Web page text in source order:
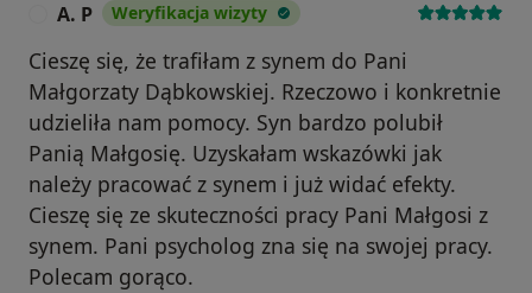
A. P Weryfikacja wizyty
Cieszę się, że trafiłam z synem do Pani
Małgorzaty Dąbkowskiej. Rzeczowo i konkretnie
udzieliła nam pomocy. Syn bardzo polubił
Panią Małgosię. Uzyskałam wskazówki jak
należy pracować z synem i już widać efekty.
Cieszę się ze skuteczności pracy Pani Małgosi z
synem. Pani psycholog zna się na swojej pracy.
Polecam gorąco.